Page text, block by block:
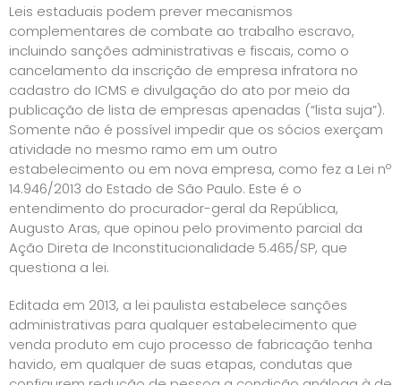
Leis estaduais podem prever mecanismos
complementares de combate ao trabalho escravo,
incluindo sanções administrativas e fiscais, como o
cancelamento da inscrição de empresa infratora no
cadastro do ICMS e divulgação do ato por meio da
publicação de lista de empresas apenadas (“lista suja”).
Somente não é possível impedir que os sócios exerçam
atividade no mesmo ramo em um outro
estabelecimento ou em nova empresa, como fez a Lei nº
14.946/2013 do Estado de São Paulo. Este é o
entendimento do procurador-geral da República,
Augusto Aras, que opinou pelo provimento parcial da
Ação Direta de Inconstitucionalidade 5.465/SP, que
questiona a lei.
Editada em 2013, a lei paulista estabelece sanções
administrativas para qualquer estabelecimento que
venda produto em cujo processo de fabricação tenha
havido, em qualquer de suas etapas, condutas que